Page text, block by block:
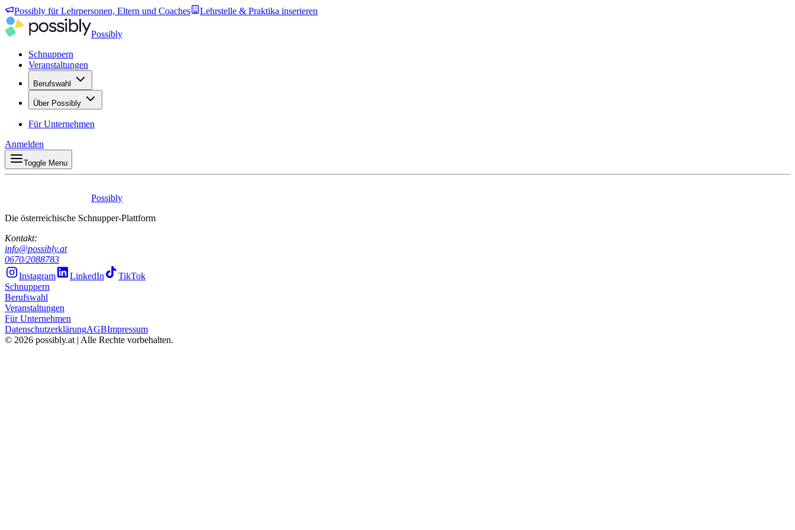
Possibly für Lehrpersonen, Eltern und Coaches Lehrstelle & Praktika inserieren
Possibly
Schnuppern
Veranstaltungen
Berufswahl
Über Possibly
Für Unternehmen
Anmelden
Toggle Menu
Possibly
Die österreichische Schnupper-Plattform
Kontakt:
info@possibly.at
0670/2088783
Instagram
LinkedIn
TikTok
Schnuppern
Berufswahl
Veranstaltungen
Für Unternehmen
DatenschutzerklärungAGBImpressum
© 2026 possibly.at | Alle Rechte vorbehalten.